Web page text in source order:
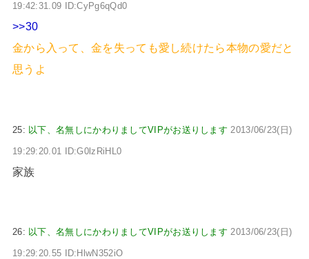
19:42:31.09 ID:CyPg6qQd0
>>30
金から入って、金を失っても愛し続けたら本物の愛だと
思うよ
25: 以下、名無しにかわりましてVIPがお送りします 2013/06/23(日)
19:29:20.01 ID:G0lzRiHL0
家族
26: 以下、名無しにかわりましてVIPがお送りします 2013/06/23(日)
19:29:20.55 ID:HlwN352iO